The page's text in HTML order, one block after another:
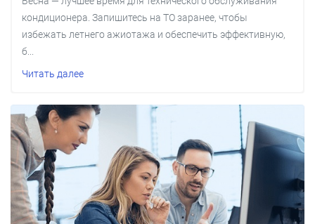
кондиционера. Запишитесь на ТО заранее, чтобы
избежать летнего ажиотажа и обеспечить эффективную,
б...
Читать далее